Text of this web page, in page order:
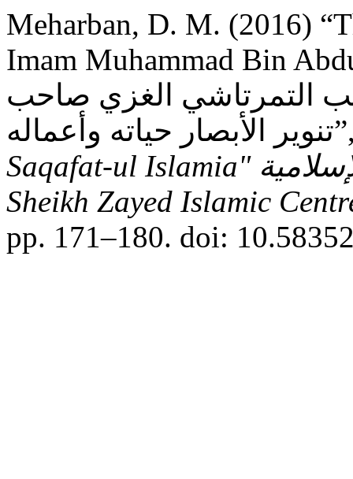
Meharban, D. M. (2016)
Imam Muhammad Bin
التمرتاشي الغزي صاحب
وأعماله”,
Saqafat-ul Islamia" الثقافة الإسلامية - Research Journal -
Sheikh Zayed Islamic
pp. 171–180. doi: